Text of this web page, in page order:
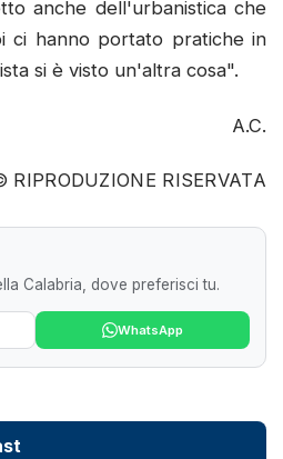
anche dell'urbanistica che
ci hanno portato pratiche in
si è visto un'altra cosa".
A.C.
RIPRODUZIONE RISERVATA
Calabria, dove preferisci tu.
WhatsApp